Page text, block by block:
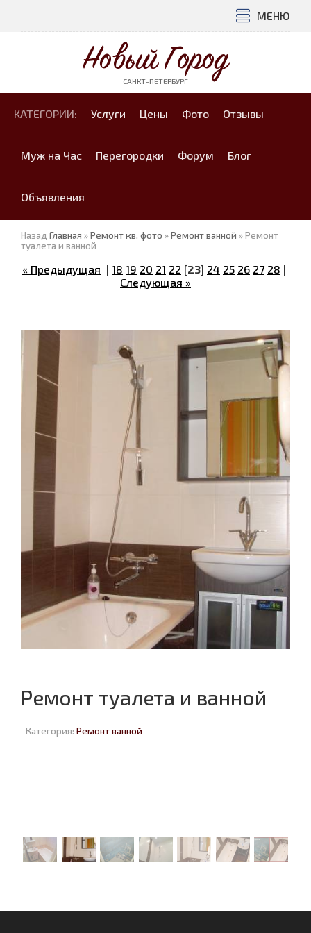
МЕНЮ
Новый Город
САНКТ-ПЕТЕРБУРГ
КАТЕГОРИИ: Услуги Цены Фото Отзывы
Муж на Час Перегородки Форум Блог
Объявления
Назад Главная »Ремонт кв. фото »Ремонт ванной » Ремонт
туалета и ванной
« Предыдущая | 18 19 20 21 22 [23] 24 25 26 27 28 |
Следующая »
Ремонт туалета и ванной
Категория: Ремонт ванной